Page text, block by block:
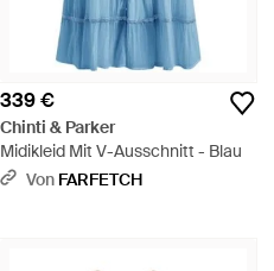
339 €
Chinti & Parker
Midikleid Mit V-Ausschnitt - Blau
Von FARFETCH